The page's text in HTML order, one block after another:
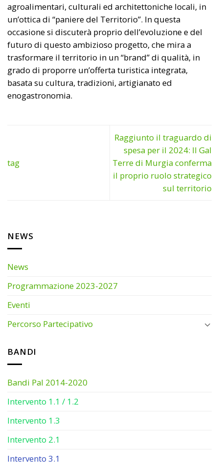
NEWS
News
Programmazione 2023-2027
Eventi
Percorso Partecipativo
BANDI
Bandi Pal 2014-2020
Intervento 1.1 / 1.2
Intervento 1.3
Intervento 2.1
Intervento 3.1
agroalimentari, culturali ed architettoniche locali, in
un’ottica di “paniere del Territorio”. In questa
occasione si discuterà proprio dell’evoluzione e del
futuro di questo ambizioso progetto, che mira a
trasformare il territorio in un “brand” di qualità, in
grado di proporre un’offerta turistica integrata,
basata su cultura, tradizioni, artigianato ed
enogastronomia.
tag
Raggiunto il traguardo di
spesa per il 2024: Il Gal
Terre di Murgia conferma
il proprio ruolo strategico
sul territorio